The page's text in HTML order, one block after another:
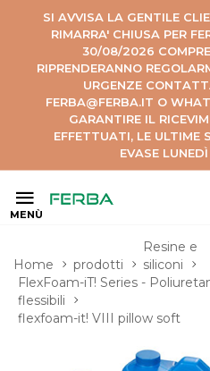
SI AVVISA LA GENTILE
RIMARRA' CHIUSA PER
30/08/2026
RIPRENDERANNO
URGENZE
FERBA@FERBA.IT O
GARANTIRE IL
EFFETTUATI, LE ULTIME
EVASE
MENÙ
Home prodotti
Resine e
siliconi
FlexFoam-iT! Series -
flessibili
flexfoam-it! VIII pillow soft